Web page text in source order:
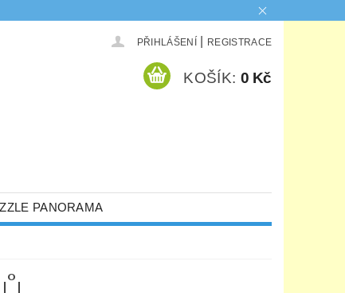
PŘIHLÁŠENÍ REGISTRACE
KOŠÍK: 0 Kč
PANORAMA